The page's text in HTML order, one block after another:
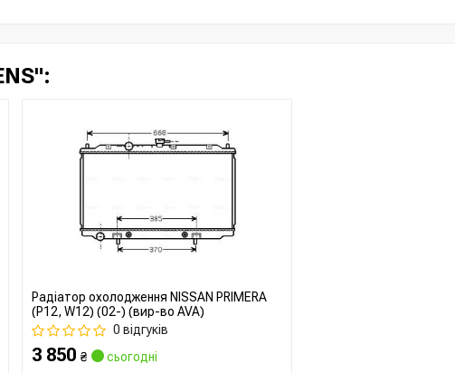
Радіатор охолодження NISSAN PRIMERA
(P12, W12) (02-) (вир-во AVA)
0 відгуків
3 850 ₴
сьогодні